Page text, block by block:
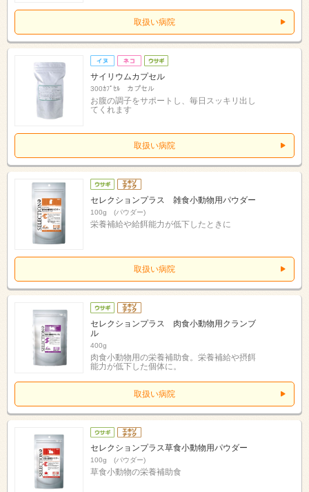
取扱い病院
サイリウムカプセル
300ｶﾌﾟｾﾙ カプセル
お腹の調子をサポートし、毎日スッキリ出し
てくれます
取扱い病院
セレクションプラス 雑食小動物用パウダー
100g (パウダー)
栄養補給や給餌能力が低下したときに
取扱い病院
セレクションプラス 肉食小動物用クランブ
ル
400g
肉食小動物用の栄養補助食。栄養補給や摂餌
能力が低下した個体に。
取扱い病院
セレクションプラス草食小動物用パウダー
100g (パウダー)
草食小動物の栄養補助食